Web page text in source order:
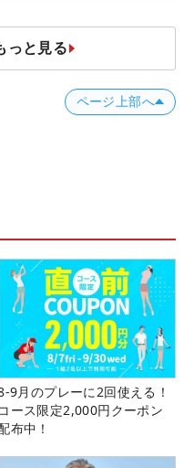
っと見る
ページ上部へ
9月のプレーに2回使える！
コース限定2,000円クーポン
布中！